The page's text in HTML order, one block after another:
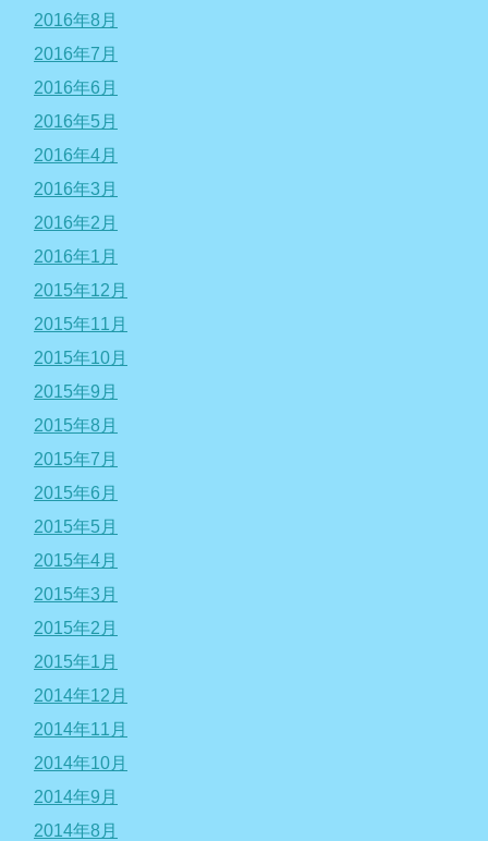
2016年8月
2016年7月
2016年6月
2016年5月
2016年4月
2016年3月
2016年2月
2016年1月
2015年12月
2015年11月
2015年10月
2015年9月
2015年8月
2015年7月
2015年6月
2015年5月
2015年4月
2015年3月
2015年2月
2015年1月
2014年12月
2014年11月
2014年10月
2014年9月
2014年8月